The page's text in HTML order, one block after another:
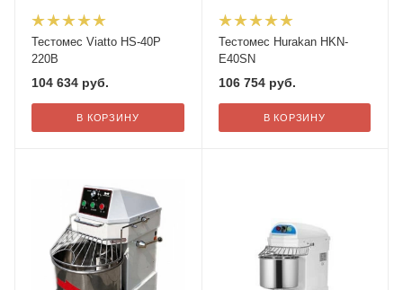
Тестомес Viatto HS-40P
220В
104 634 руб.
В КОРЗИНУ
Тестомес Hurakan HKN-
E40SN
106 754руб.
В КОРЗИНУ